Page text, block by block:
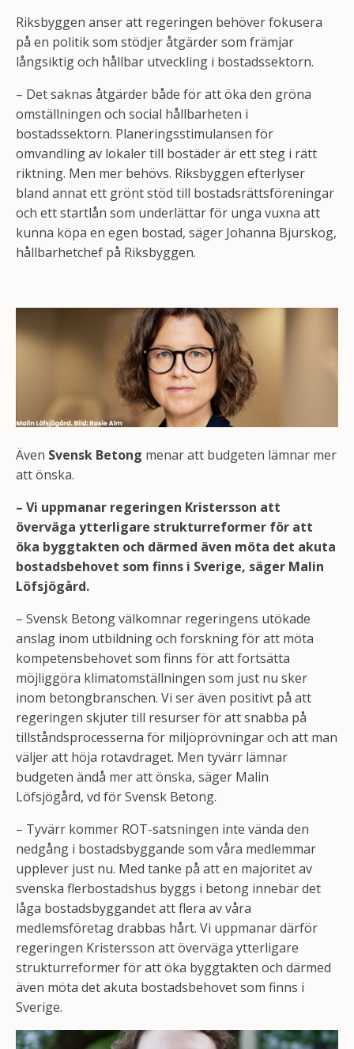
Riksbyggen anser att regeringen behöver fokusera
på en politik som stödjer åtgärder som främjar
långsiktig och hållbar utveckling i bostadssektorn.
– Det saknas åtgärder både för att öka den gröna
omställningen och social hållbarheten i
bostadssektorn. Planeringsstimulansen för
omvandling av lokaler till bostäder är ett steg i rätt
riktning. Men mer behövs. Riksbyggen efterlyser
bland annat ett grönt stöd till bostadsrättsföreningar
och ett startlån som underlättar för unga vuxna att
kunna köpa en egen bostad, säger Johanna Bjurskog,
hållbarhetchef på Riksbyggen.
Även Svensk Betong menar att budgeten lämnar mer
att önska.
– Vi uppmanar regeringen Kristersson att
överväga ytterligare strukturreformer för att
öka byggtakten och därmed även möta det akuta
bostadsbehovet som finns i Sverige, säger Malin
Löfsjögård.
– Svensk Betong välkomnar regeringens utökade
anslag inom utbildning och forskning för att möta
kompetensbehovet som finns för att fortsätta
möjliggöra klimatomställningen som just nu sker
inom betongbranschen. Vi ser även positivt på att
regeringen skjuter till resurser för att snabba på
tillståndsprocesserna för miljöprövningar och att man
väljer att höja rotavdraget. Men tyvärr lämnar
budgeten ändå mer att önska, säger Malin
Löfsjögård, vd för Svensk Betong.
­– Tyvärr kommer ROT-satsningen inte vända den
nedgång i bostadsbyggande som våra medlemmar
upplever just nu. Med tanke på att en majoritet av
svenska flerbostadshus byggs i betong innebär det
låga bostadsbyggandet att flera av våra
medlemsföretag drabbas hårt. Vi uppmanar därför
regeringen Kristersson att överväga ytterligare
strukturreformer för att öka byggtakten och därmed
även möta det akuta bostadsbehovet som finns i
Sverige.